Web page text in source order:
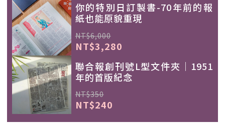
你的特別日訂製書-70年前的報
紙也能原貌重現
NT$6,000
NT$3,280
聯合報創刊號L型文件夾｜1951
年的首版紀念
NT$350
NT$240